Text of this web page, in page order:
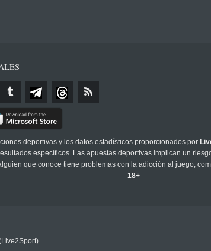
deportivas y los datos estadísticos proporcionados por
específicos. Las apuestas deportivas implican un
que conoce tiene problemas con la adicción al juego,
18+